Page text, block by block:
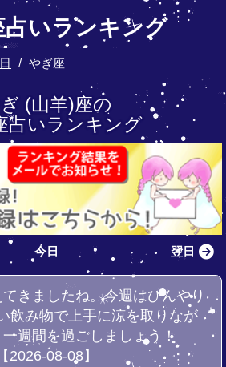
いランキング
やぎ座
(山羊)座の
占いランキング
今日 翌日
きましたね。今週はひんやり
飲み物で上手に涼を取りなが
週間を過ごしましょう！
【2026-08-08】